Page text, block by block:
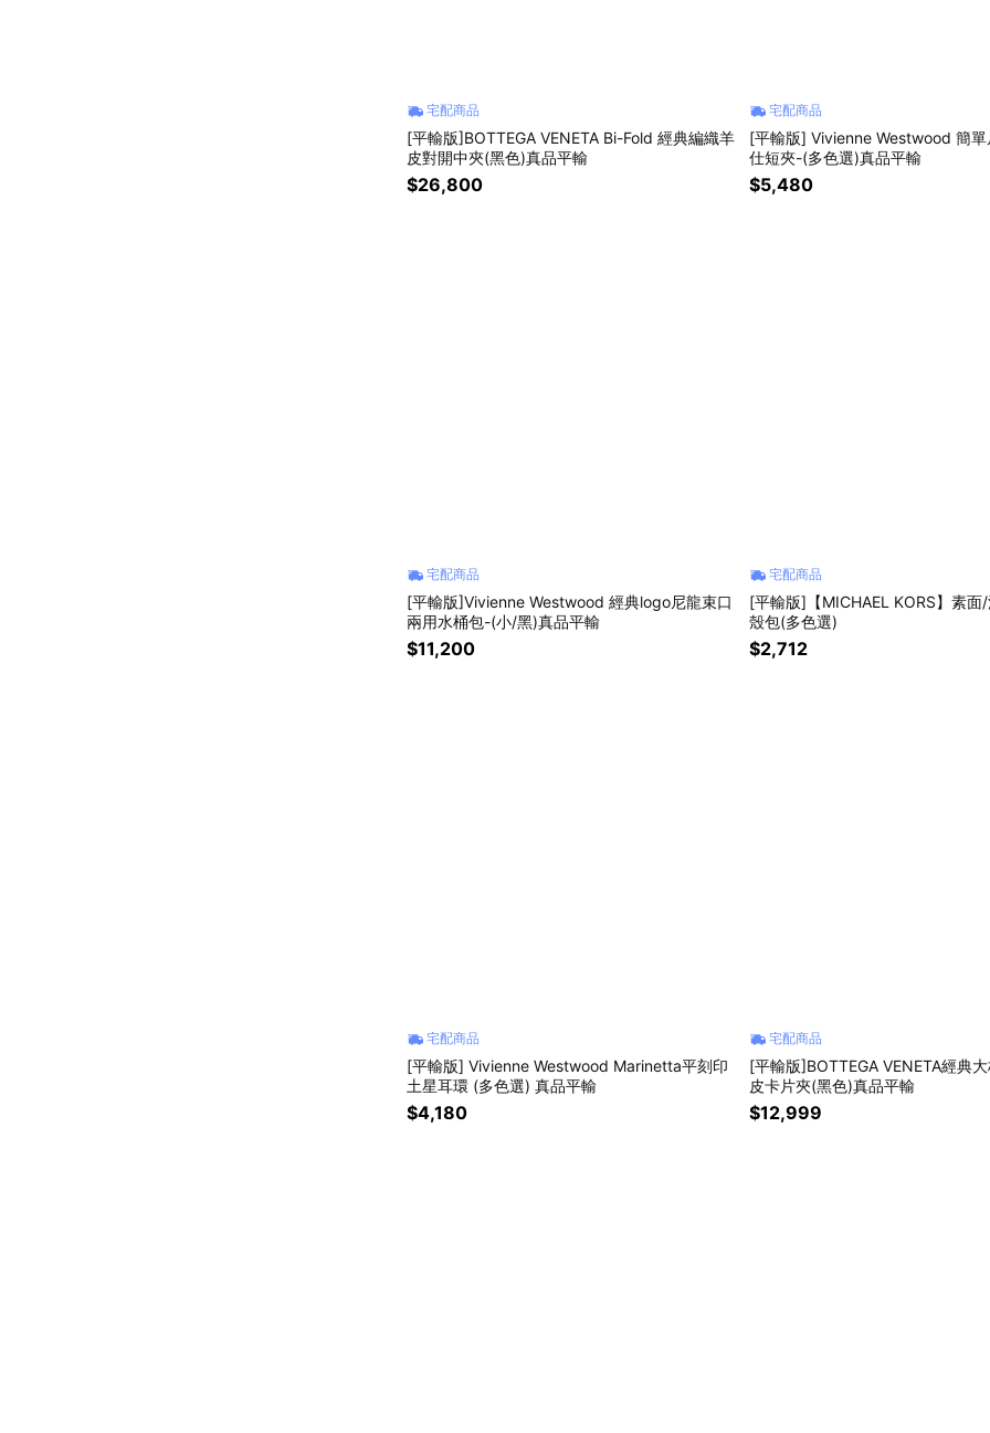
宅配商品
[平輸版]BOTTEGA VENETA Bi-Fold 經典編織羊
皮對開中夾(黑色)真品平輸
$26,800
宅配商品
[平輸版] Vivienne Westwood 簡單
仕短夾-(多色選)真品平輸
$5,480
宅配商品
[平輸版]Vivienne Westwood 經典logo尼龍束口
兩用水桶包-(小/黑)真品平輸
$11,200
宅配商品
[平輸版]【MICHAEL KORS】素面
殼包(多色選)
$2,712
宅配商品
[平輸版] Vivienne Westwood Marinetta平刻印
土星耳環 (多色選) 真品平輸
$4,180
宅配商品
[平輸版]BOTTEGA VENETA經典
皮卡片夾(黑色)真品平輸
$12,999